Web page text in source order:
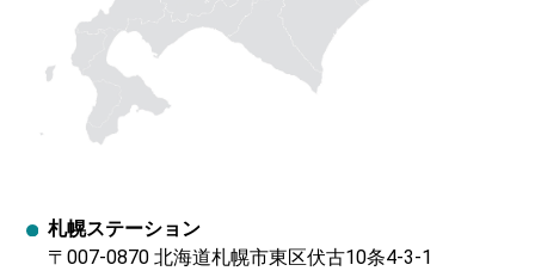
札幌ステーション
〒007-0870 北海道札幌市東区伏古10条4-3-1